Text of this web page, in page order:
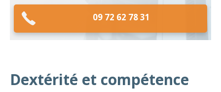
09 72 62 78 31
Dextérité et compétence